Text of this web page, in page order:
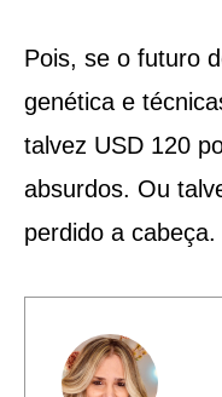
Pois, se o futuro
genética e
talvez USD 120
absurdos. Ou
perdido a cabeça.